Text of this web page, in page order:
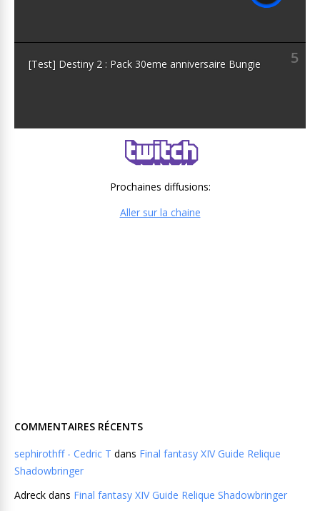
5
[Test] Destiny 2 : Pack 30eme anniversaire Bungie
Prochaines diffusions:
Aller sur la chaine
COMMENTAIRES RÉCENTS
sephirothff - Cedric T dans Final fantasy XIV Guide Relique
Shadowbringer
Adreck dans Final fantasy XIV Guide Relique Shadowbringer